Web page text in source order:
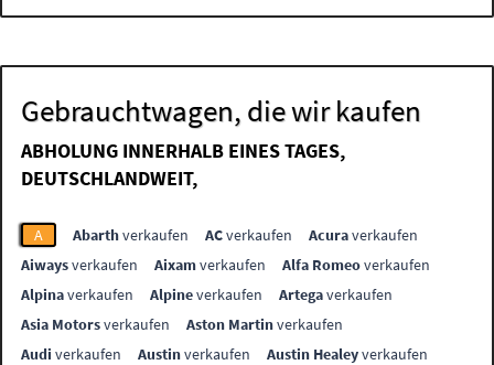
Gebrauchtwagen, die wir kaufen
ABHOLUNG INNERHALB EINES TAGES,
DEUTSCHLANDWEIT,
A Abarthverkaufen ACverkaufen Acuraverkaufen
Aiwaysverkaufen Aixamverkaufen Alfa Romeoverkaufen
Alpinaverkaufen Alpineverkaufen Artegaverkaufen
Asia Motorsverkaufen Aston Martinverkaufen
Audi verkaufen Austinverkaufen Austin Healeyverkaufen